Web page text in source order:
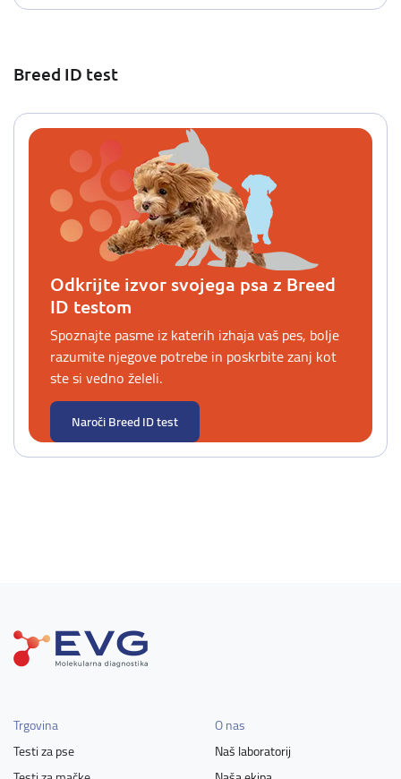
Breed ID test
Odkrijte izvor svojega psa z Breed
ID testom
Spoznajte pasme iz katerih izhaja vaš pes, bolje
razumite njegove potrebe in poskrbite zanj kot
ste si vedno želeli.
Naroči Breed ID test
Trgovina
Testi za pse
O nas
Naš laboratorij